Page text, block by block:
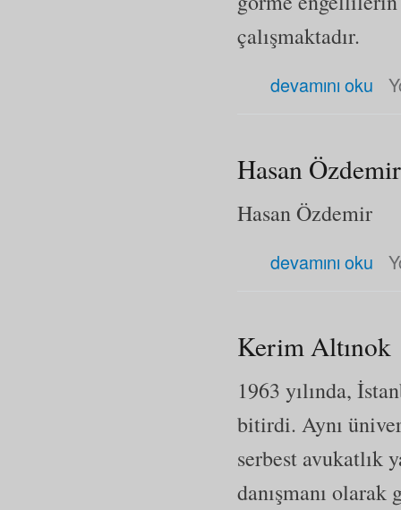
çalışmaktadır.
devamını oku
Hasan Özdemir
Hasan Özdemir
devamını oku
Kerim Altınok
1963 yılında,
bitirdi. Aynı
serbest avukatlık
danışmanı